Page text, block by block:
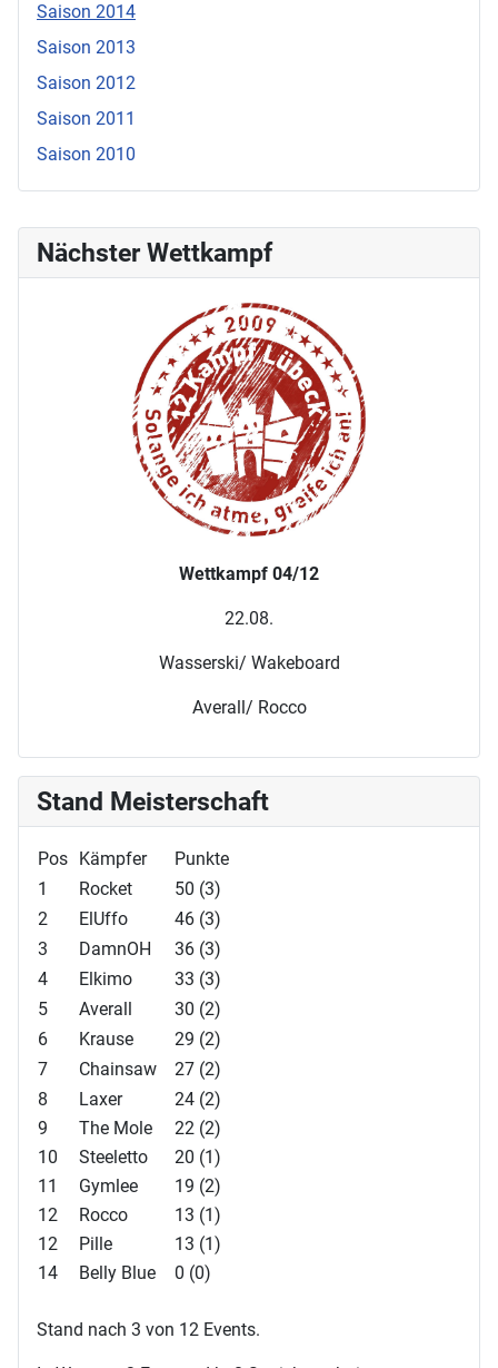
Nächster Wettkampf
Wettkampf 04/12
22.08.
Wasserski/ Wakeboard
Averall/ Rocco
Stand Meisterschaft
Pos Kämpfer
Punkte
1
Rocket
50 (3)
2
ElUffo
46 (3)
3
DamnOH
36 (3)
4
Elkimo
33 (3)
5
Averall
30 (2)
6
Krause
29 (2)
7
Chainsaw
27 (2)
8
Laxer
24 (2)
9
The Mole
22 (2)
10
Steeletto
20 (1)
11
Gymlee
19 (2)
12
Rocco
13 (1)
12
Pille
13 (1)
14
Belly Blue 0 (0)
Stand nach 3 von 12 Events.
Saison 2014
Saison 2013
Saison 2012
Saison 2011
Saison 2010